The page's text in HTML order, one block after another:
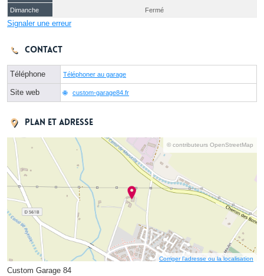
Dimanche
Fermé
Signaler une erreur
Contact
Téléphone Téléphoner au garage
Site web custom-garage84.fr
Plan et adresse
© contributeurs OpenStreetMap
Corriger l’adresse ou la localisation
Custom Garage 84